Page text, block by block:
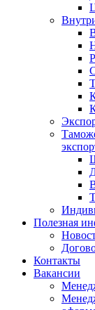
Полезная
Контакты
Вакансии